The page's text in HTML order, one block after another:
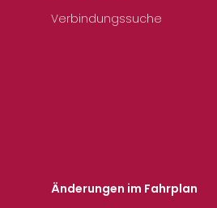
Verbindungssuche
Änderungen im Fahrplan